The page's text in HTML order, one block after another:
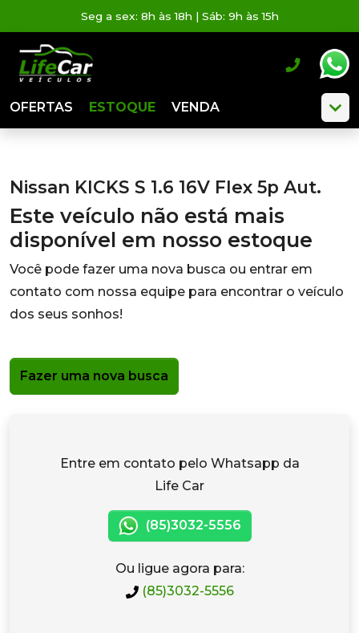
Seg a sex: 8h às 18h | Sáb: 9h às 15h
OFERTAS ESTOQUE VENDA
Nissan KICKS S 1.6 16V Flex 5p Aut.
Este veículo não está mais
disponível em nosso estoque
Você pode fazer uma nova busca ou entrar em
contato com nossa equipe para encontrar o veículo
dos seus sonhos!
Fazer uma nova busca
Entre em contato pelo Whatsapp da
Life Car
(85)3032-5556
Ou ligue agora para:
(85)3032-5556